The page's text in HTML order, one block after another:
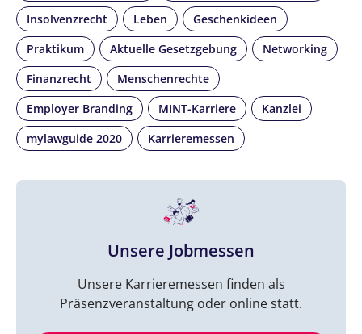
Insolvenzrecht
Leben
Geschenkideen
Praktikum
Aktuelle Gesetzgebung
Networking
Finanzrecht
Menschenrechte
Employer Branding
MINT-Karriere
Kanzlei
mylawguide 2020
Karrieremessen
Unsere Jobmessen
Unsere Karrieremessen finden als
Präsenzveranstaltung oder online statt.